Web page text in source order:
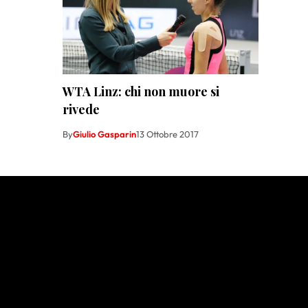
WTA Linz: chi non muore si
rivede
ByGiulio Gasparin13 Ottobre 2017